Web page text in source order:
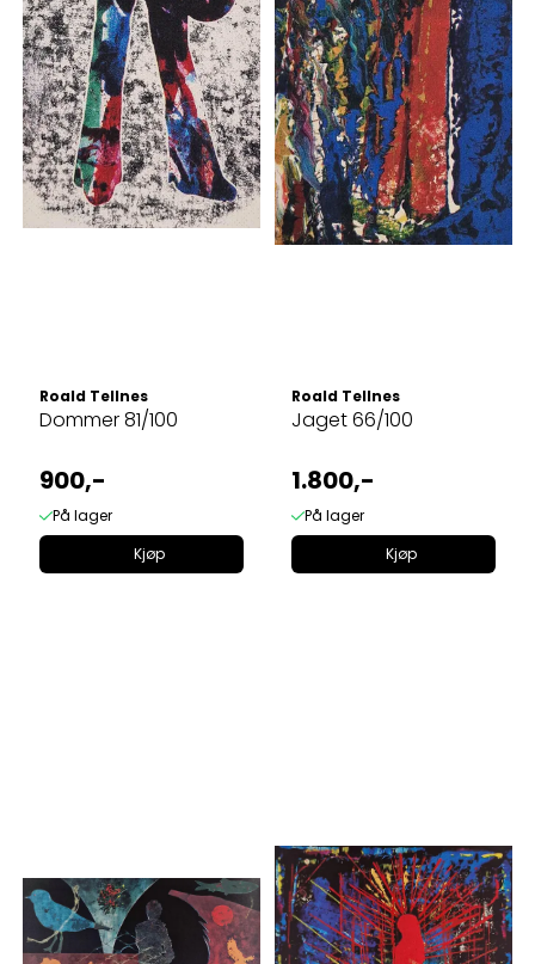
Roald Tellnes
Dommer 81/100
900,-
På lager
Kjøp
Roald Tellnes
Jaget 66/100
1.800,-
På lager
Kjøp